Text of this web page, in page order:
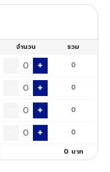
จำนวน
รวม
0
0
0
0
0 บาท